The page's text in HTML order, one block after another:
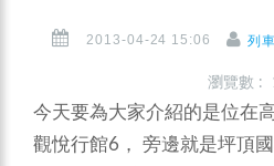
2013-04-24 15:06 列
瀏覽數 :
今天要為大家介紹的是位在
觀悅行館6， 旁邊就是坪頂